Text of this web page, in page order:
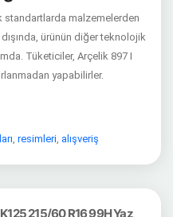
standartlarda malzemelerden
ürünün diğer teknolojik
Tüketiciler, Arçelik 897 I
yapabilirler.
, resimleri, alışveriş
215/60 R16 99H Yaz